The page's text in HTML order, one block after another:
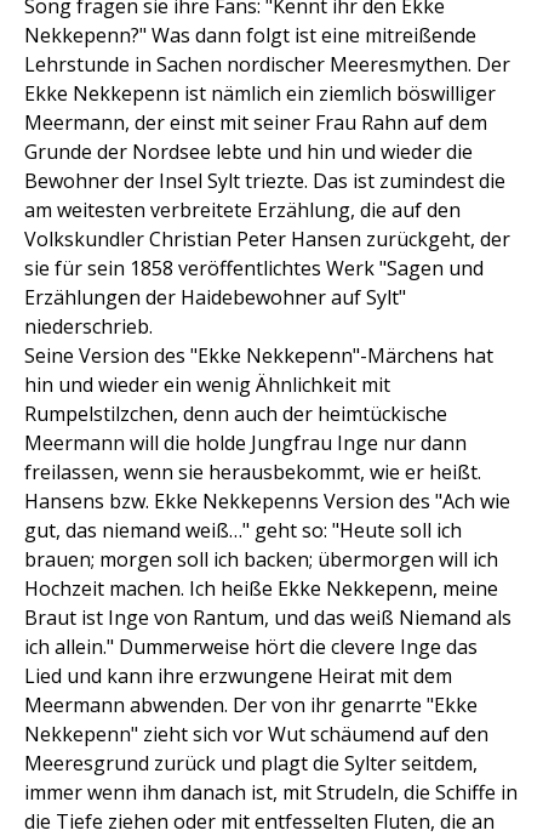
Song fragen sie ihre Fans: "Kennt ihr den Ekke
Nekkepenn?" Was dann folgt ist eine mitreißende
Lehrstunde in Sachen nordischer Meeresmythen. Der
Ekke Nekkepenn ist nämlich ein ziemlich böswilliger
Meermann, der einst mit seiner Frau Rahn auf dem
Grunde der Nordsee lebte und hin und wieder die
Bewohner der Insel Sylt triezte. Das ist zumindest die
am weitesten verbreitete Erzählung, die auf den
Volkskundler Christian Peter Hansen zurückgeht, der
sie für sein 1858 veröffentlichtes Werk "Sagen und
Erzählungen der Haidebewohner auf Sylt"
niederschrieb.
Seine Version des "Ekke Nekkepenn"-Märchens hat
hin und wieder ein wenig Ähnlichkeit mit
Rumpelstilzchen, denn auch der heimtückische
Meermann will die holde Jungfrau Inge nur dann
freilassen, wenn sie herausbekommt, wie er heißt.
Hansens bzw. Ekke Nekkepenns Version des "Ach wie
gut, das niemand weiß…" geht so: "Heute soll ich
brauen; morgen soll ich backen; übermorgen will ich
Hochzeit machen. Ich heiße Ekke Nekkepenn, meine
Braut ist Inge von Rantum, und das weiß Niemand als
ich allein." Dummerweise hört die clevere Inge das
Lied und kann ihre erzwungene Heirat mit dem
Meermann abwenden. Der von ihr genarrte "Ekke
Nekkepenn" zieht sich vor Wut schäumend auf den
Meeresgrund zurück und plagt die Sylter seitdem,
immer wenn ihm danach ist, mit Strudeln, die Schiffe in
die Tiefe ziehen oder mit entfesselten Fluten, die an